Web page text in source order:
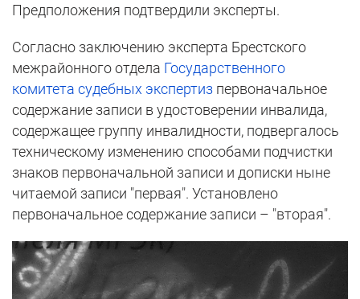
Предположения подтвердили эксперты.
Согласно заключению эксперта Брестского
межрайонного отдела Государственного
комитета судебных экспертиз первоначальное
содержание записи в удостоверении инвалида,
содержащее группу инвалидности, подвергалось
техническому изменению способами подчистки
знаков первоначальной записи и дописки ныне
читаемой записи "первая". Установлено
первоначальное содержание записи – "вторая".